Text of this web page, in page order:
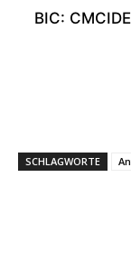
BIC:
SCHLAGWORTE